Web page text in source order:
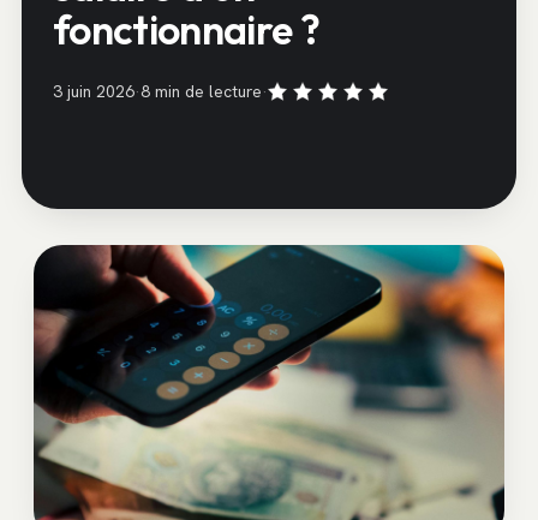
fonctionnaire ?
3 juin 2026·8 min de lecture·